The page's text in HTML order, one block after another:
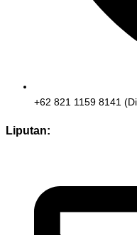
+62 821 1159 8141
Liputan: